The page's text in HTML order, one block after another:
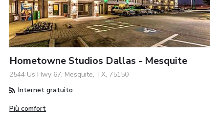
Hometowne Studios Dallas - Mesquite
2544 Us Hwy 67, Mesquite, TX, 75150
Internet gratuito
Più comfort